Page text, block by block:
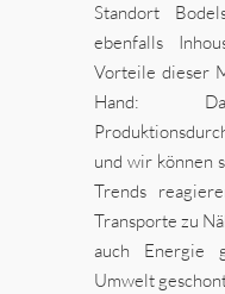
Standort
ebenfalls
Vorteile dieser
Hand:
und wir können
Trends
Transporte zu
auch Energie
Umwelt